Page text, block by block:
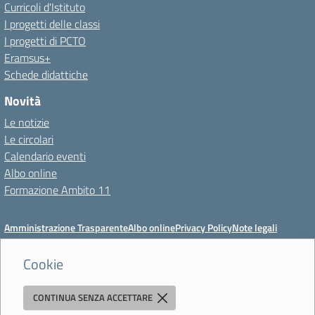
Cookie
CONTINUA SENZA ACCETTARE
Curricoli d'Istituto
I progetti delle classi
I progetti di PCTO
Eramsus+
Schede didattiche
Novità
Le notizie
Le circolari
Calendario eventi
Albo online
Formazione Ambito 11
Amministrazione TrasparenteAlbo onlinePrivacy PolicyNote legali
Meccanismo di feedbackDichiarazioni di accessibilitàPreferenze cookie
Istituto di Istruzione Superiore 'Primo Levi'